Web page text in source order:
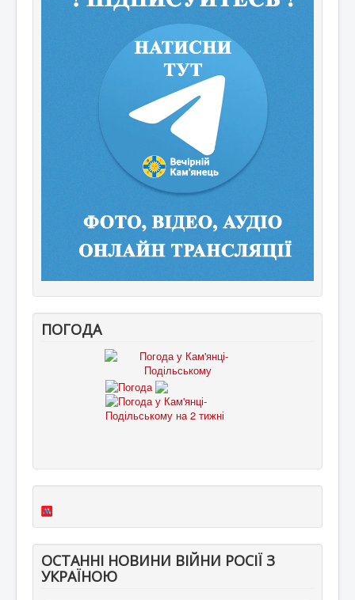
ПОГОДА
ОСТАННІ НОВИНИ ВІЙНИ РОСІЇ З
УКРАЇНОЮ